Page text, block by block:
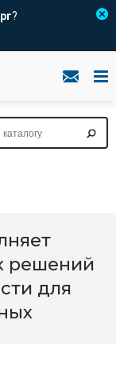
?
решений
для